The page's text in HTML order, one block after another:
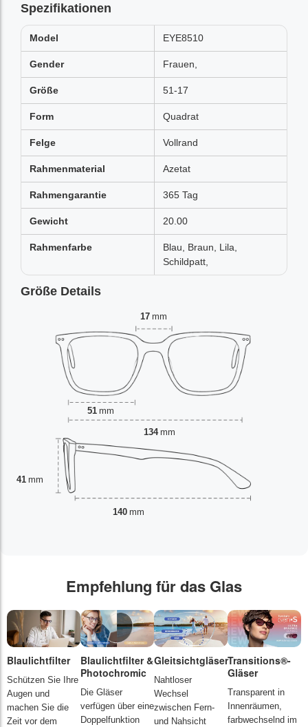
Spezifikationen
Model EYE8510
Gender Frauen,
Größe 51-17
Form Quadrat
Felge Vollrand
Rahmenmaterial Azetat
Rahmengarantie 365 Tag
Gewicht 20.00
Rahmenfarbe
Blau, Braun, Lila,
Schildpatt,
Größe Details
17 mm
51 mm
41 mm
134 mm
140 mm
Empfehlung für das Glas
Blaulichtfilter
Schützen Sie Ihre
Augen und
machen Sie die
Zeit vor dem
Blaulichtfilter &
Photochromic
Die Gläser
verfügen über eine
Doppelfunktion
Gleitsichtgläser
Nahtloser
Wechsel
zwischen Fern-
und Nahsicht
Transitions®-
Gläser
Transparent in
Innenräumen,
farbwechselnd im